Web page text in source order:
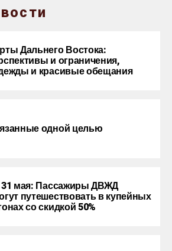
Дальнего Востока:
и ограничения,
и красивые обещания
одной целью
мая: Пассажиры ДВЖД
путешествовать в купейных
со скидкой 50%